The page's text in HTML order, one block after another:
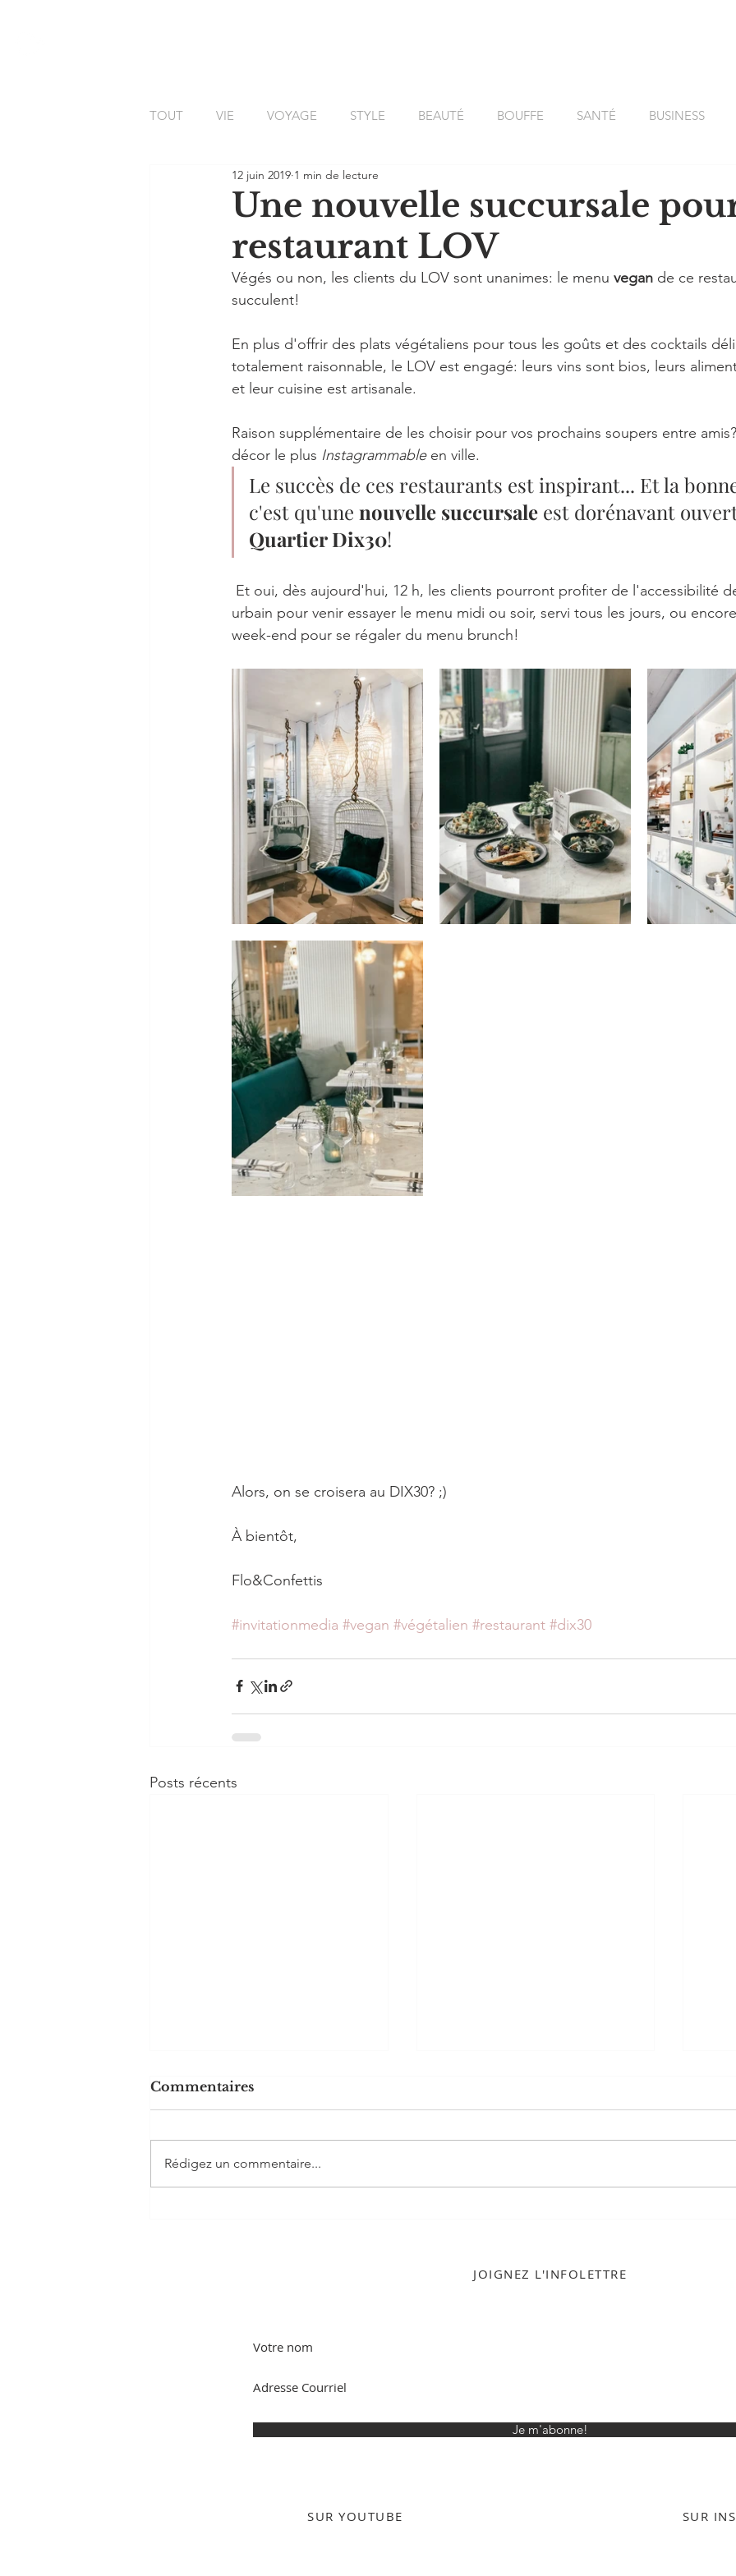
TOUT VIE VOYAGE STYLE BEAUTÉ BOUFFE SANTÉ BUSINESS
À COEUR OUVERT
Une nouvelle succursale
restaurant LOV
12 juin 2019 1 min de lecture
Végés ou non, les clients du LOV sont unanimes: le menu vegan de ce
succulent!
En plus d'offrir des plats végétaliens pour tous les goûts et des cocktails
totalement raisonnable, le LOV est engagé: leurs vins sont bios, leurs
et leur cuisine est artisanale.
Raison supplémentaire de les choisir pour vos prochains soupers entre
décor le plus Instagrammable en ville.
Le succès de ces restaurants est inspirant... Et la
c'est qu'une nouvelle succursale est dorénavant
Quartier Dix30!
urbain pour venir essayer le menu midi ou soir, servi tous les jours, ou
week-end pour se régaler du menu brunch!
Alors, on se croisera au DIX30? ;)
À bientôt,
Flo&Confettis
#invitationmedia #vegan #végétalien #restaurant #dix30
Posts récents
activités)
Commentaires
Rédigez un commentaire...
JOIGNEZ L'INFOLETTRE
Je m'abonne!
SUR YOUTUBE SUR